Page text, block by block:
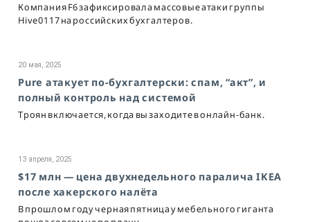
Компания F6 зафиксировала массовые атаки группы
Hive0117 на российских бухгалтеров.
20 мая, 2025
Pure атакует по-бухгалтерски: спам, “акт”, и
полный контроль над системой
Троян включается, когда вы заходите в онлайн-банк.
13 апреля, 2025
$17 млн — цена двухнедельного паралича IKEA
после хакерского налёта
В прошлом году черная пятница у мебельного гиганта